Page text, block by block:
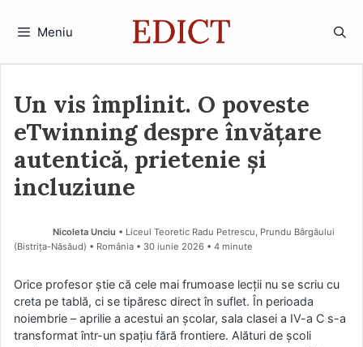
Meniu
Un vis împlinit. O poveste
eTwinning despre învățare
autentică, prietenie și
incluziune
Nicoleta Unciu • Liceul Teoretic Radu Petrescu, Prundu Bârgăului
(Bistriţa-Năsăud) • România
30 iunie 2026 • 4 minute
Orice profesor știe că cele mai frumoase lecții nu se scriu cu
creta pe tablă, ci se tipăresc direct în suflet. În perioada
noiembrie – aprilie a acestui an școlar, sala clasei a IV-a C s-a
transformat într-un spațiu fără frontiere. Alături de școli